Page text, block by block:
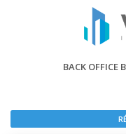
BACK OFFICE